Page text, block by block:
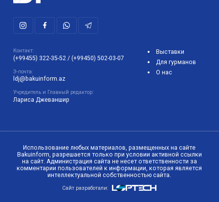
Контакт:
(+99455) 322-35-52 / (+99450) 502-03-07
Э-почта:
ldj@bakuinform.az
Учредитель и Главный редактор:
Лариса Джеваншир
Выставки
Для гурманов
О нас
Использование любых материалов, размещенных на сайте
Bakuinform, разрешается только при условии активной ссылки
на сайт. Администрация сайта не несет ответственности за
комментарии пользователей к информации, которая является
интеллектуальной собственностью сайта.
Сайт разработали: